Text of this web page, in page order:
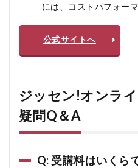
には、コストパフォー
公式サイトへ
ジッセン!オンラ
疑問Q＆A
Q: 受講料はいくら